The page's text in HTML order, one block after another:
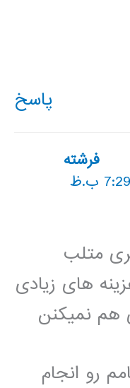
پاسخ
فرشته
متلب
های زیادی
هم نمیکنن
رو انجام